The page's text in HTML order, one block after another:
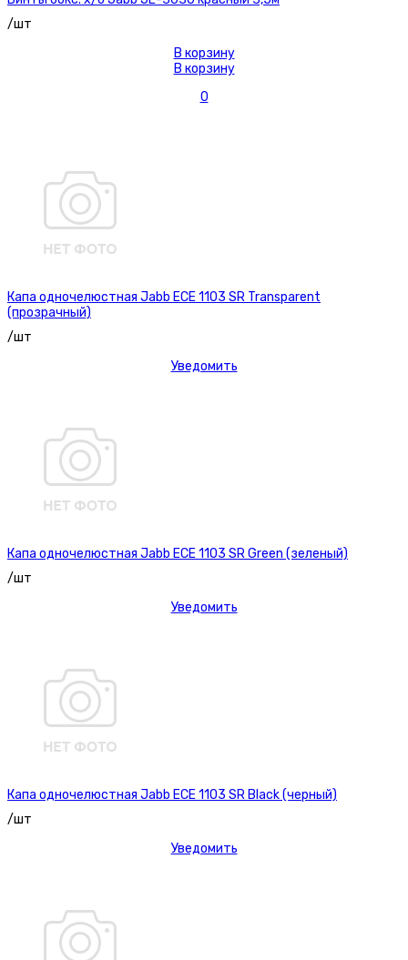
/шт
В корзину
В корзину
0
Капа одночелюстная Jabb ECE 1103 SR Transparent
(прозрачный)
/шт
Уведомить
Капа одночелюстная Jabb ECE 1103 SR Green (зеленый)
/шт
Уведомить
Капа одночелюстная Jabb ECE 1103 SR Black (черный)
/шт
Уведомить